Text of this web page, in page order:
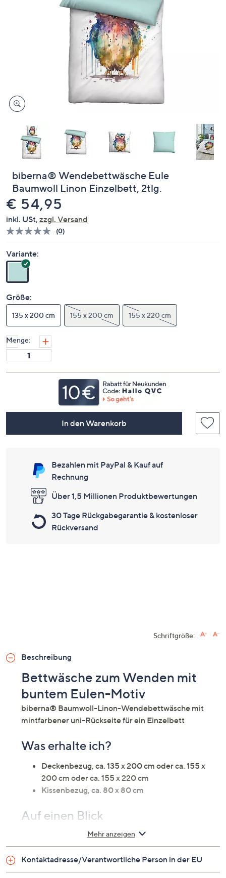
links
bzw.
diese
anzuzeigen.
biberna® Wendebettwäsche Eule
Baumwoll Linon Einzelbett, 2tlg.
Gelöscht
€ 54,95
inkl. USt, zzgl. Versand
Bisher
auf
derselben
Seite.
(0)
Variante:
Größe:
135 x 200 cm 155 x 200 cm 155 x 220 cm
Menge:
In den Warenkorb
Bezahlen mit PayPal & Kauf auf
Rechnung
Über 1,5 Millionen Produktbewertungen
30 Tage Rückgabegarantie & kostenloser
Rückversand
Schriftgröße:
Beschreibung
Bettwäsche zum Wenden mit
buntem Eulen-Motiv
biberna® Baumwoll-Linon-Wendebettwäsche mit
mintfarbener uni-Rückseite für ein Einzelbett
Was erhalte ich?
Deckenbezug, ca. 135 x 200 cm oder ca. 155 x
200 cm oder ca. 155 x 220 cm
Kissenbezug, ca. 80 x 80 cm
Auf einen Blick
Wendebettwäsche für ein Einzelbett
Baumwoll-Linon
Design Vorderseite: Eule
Design Rückseite: uni
Mehr anzeigen
Kontaktadresse/Verantwortliche Person in der EU